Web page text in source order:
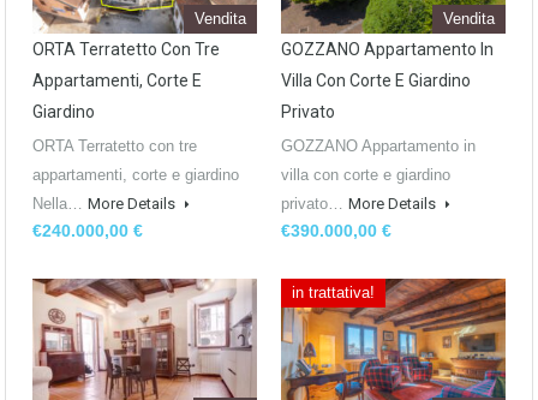
Vendita
ORTA Terratetto Con Tre
Appartamenti, Corte E
Giardino
ORTA Terratetto con tre
appartamenti, corte e giardino
Nella… More Details
€240.000,00 €
Vendita
GOZZANO Appartamento In
Villa Con Corte E Giardino
Privato
GOZZANO Appartamento in
villa con corte e giardino
privato… More Details
€390.000,00 €
in trattativa!